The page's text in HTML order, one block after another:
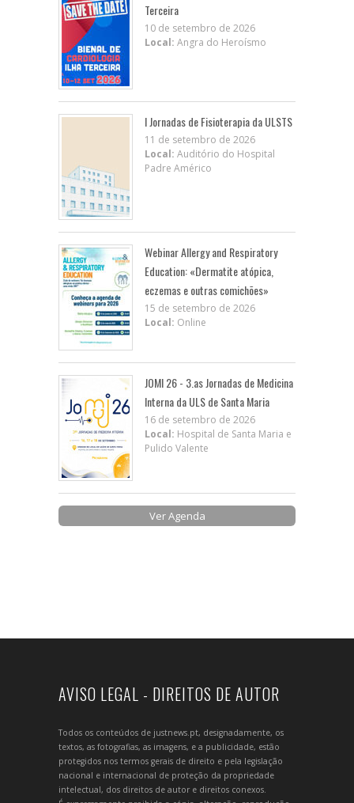
Terceira
10 de setembro de 2026
Local: Angra do Heroísmo
I Jornadas de Fisioterapia da ULSTS
11 de setembro de 2026
Local: Auditório do Hospital
Padre Américo
Webinar Allergy and Respiratory
Education: «Dermatite atópica,
eczemas e outras comichões»
15 de setembro de 2026
Local: Online
JOMI 26 - 3.as Jornadas de Medicina
Interna da ULS de Santa Maria
16 de setembro de 2026
Local: Hospital de Santa Maria e
Pulido Valente
Ver Agenda
AVISO LEGAL - DIREITOS DE AUTOR
Todos os conteúdos de justnews.pt, designadamente, os
textos, as fotografias, as imagens, e a publicidade, estão
protegidos nos termos gerais de direito e pela legislação
nacional e internacional de proteção da propriedade
intelectual, dos direitos de autor e direitos conexos.